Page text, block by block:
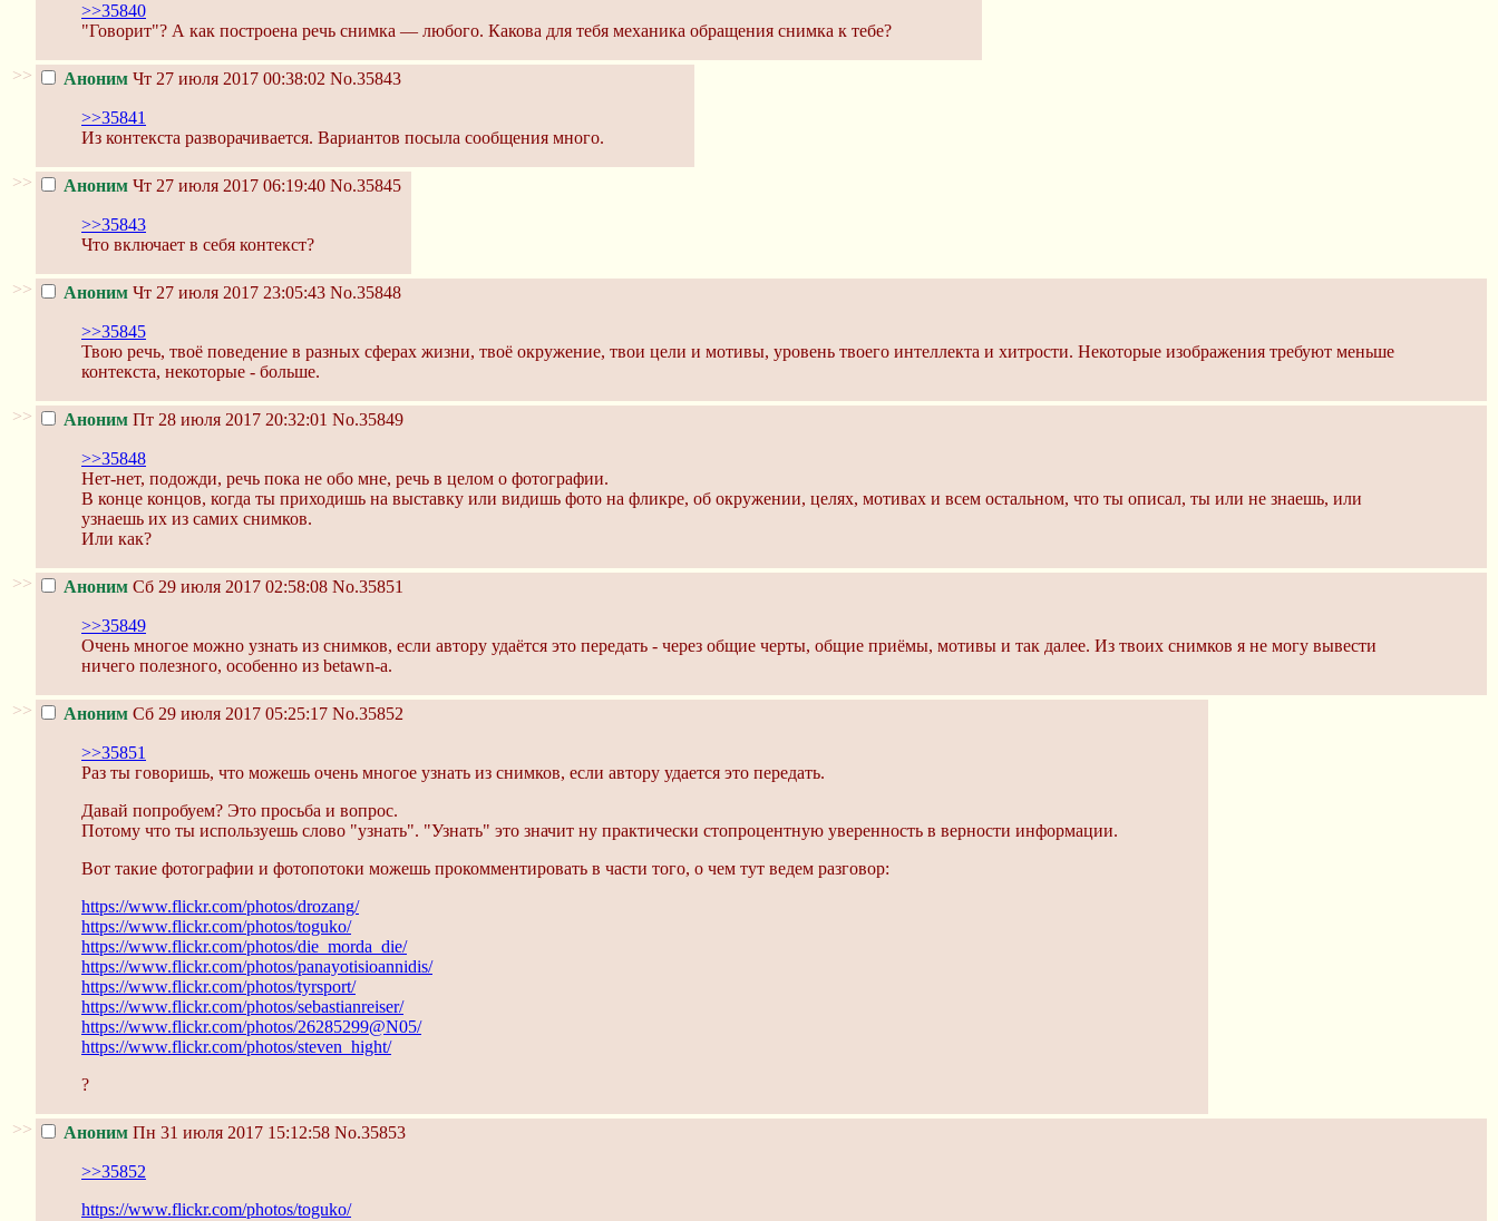
>>35840
"Говорит"? А как построена речь снимка — любого. Какова для тебя механика обращения снимка к тебе?
>> Аноним Чт 27 июля 2017 00:38:02 No.35843
>>35841
Из контекста разворачивается. Вариантов посыла сообщения много.
>> Аноним Чт 27 июля 2017 06:19:40 No.35845
>>35843
Что включает в себя контекст?
>> Аноним Чт 27 июля 2017 23:05:43 No.35848
>>35845
Твою речь, твоё поведение в разных сферах жизни, твоё окружение, твои цели и мотивы, уровень твоего интеллекта и хитрости. Некоторые изображения требуют меньше
контекста, некоторые - больше.
>> Аноним Пт 28 июля 2017 20:32:01 No.35849
>>35848
Нет-нет, подожди, речь пока не обо мне, речь в целом о фотографии.
В конце концов, когда ты приходишь на выставку или видишь фото на фликре, об окружении, целях, мотивах и всем остальном, что ты описал, ты или не знаешь, или
узнаешь их из самих снимков.
Или как?
>> Аноним Сб 29 июля 2017 02:58:08 No.35851
>>35849
Очень многое можно узнать из снимков, если автору удаётся это передать - через общие черты, общие приёмы, мотивы и так далее. Из твоих снимков я не могу вывести
ничего полезного, особенно из betawn-а.
>> Аноним Сб 29 июля 2017 05:25:17 No.35852
>>35851
Раз ты говоришь, что можешь очень многое узнать из снимков, если автору удается это передать.
Давай попробуем? Это просьба и вопрос.
Потому что ты используешь слово "узнать". "Узнать" это значит ну практически стопроцентную уверенность в верности информации.
Вот такие фотографии и фотопотоки можешь прокомментировать в части того, о чем тут ведем разговор:
https://www.flickr.com/photos/drozang/
https://www.flickr.com/photos/toguko/
https://www.flickr.com/photos/die_morda_die/
https://www.flickr.com/photos/panayotisioannidis/
https://www.flickr.com/photos/tyrsport/
https://www.flickr.com/photos/sebastianreiser/
https://www.flickr.com/photos/26285299@N05/
https://www.flickr.com/photos/steven_hight/
?
>> Аноним Пн 31 июля 2017 15:12:58 No.35853
>>35852
https://www.flickr.com/photos/toguko/